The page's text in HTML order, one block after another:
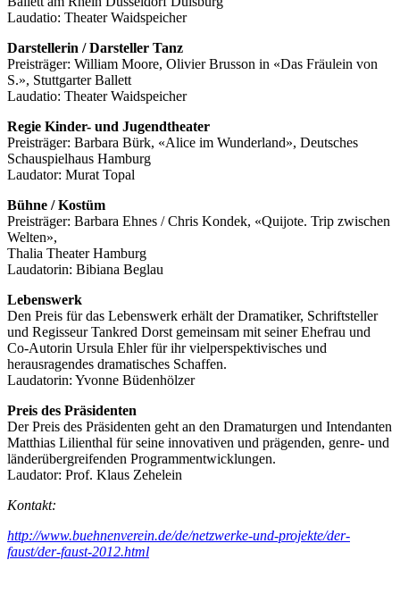
Laudatio: Theater Waidspeicher
Darstellerin / Darsteller Tanz
Preisträger: William Moore, Olivier Brusson in «Das Fräulein von
S.», Stuttgarter Ballett
Laudatio: Theater Waidspeicher
Regie Kinder- und Jugendtheater
Preisträger: Barbara Bürk, «Alice im Wunderland», Deutsches
Schauspielhaus Hamburg
Laudator: Murat Topal
Bühne / Kostüm
Preisträger: Barbara Ehnes / Chris Kondek, «Quijote. Trip zwischen
Welten»,
Thalia Theater Hamburg
Laudatorin: Bibiana Beglau
Lebenswerk
Den Preis für das Lebenswerk erhält der Dramatiker, Schriftsteller
und Regisseur Tankred Dorst gemeinsam mit seiner Ehefrau und
Co-Autorin Ursula Ehler für ihr vielperspektivisches und
herausragendes dramatisches Schaffen.
Laudatorin: Yvonne Büdenhölzer
Preis des Präsidenten
Der Preis des Präsidenten geht an den Dramaturgen und Intendanten
Matthias Lilienthal für seine innovativen und prägenden, genre- und
länderübergreifenden Programmentwicklungen.
Laudator: Prof. Klaus Zehelein
Kontakt:
http://www.buehnenverein.de/de/netzwerke-und-projekte/der-
faust/der-faust-2012.html